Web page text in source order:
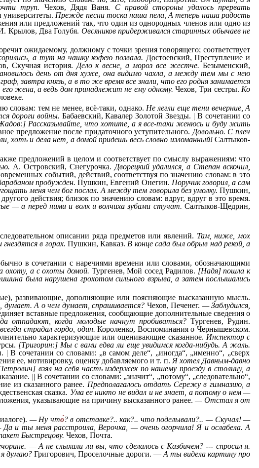
труп. Чехов, Дядя Ваня. С правой стороны удалось прервать
Прежде песни тоска наша пела, А теперь наша радость
или предложений так, что один из однородных членов или одно из
Крылов, Два Голубя. Овсяников придерживался старинных обычаев не
ожидаемому, должному с точки зрения говорящего; соответствует
а тут на чашку кофею позвала. Достоевский, Преступление и
Скучная история. Дело к весне, а мороз все жестче. Безыменский,
день от дня хуже, она видимо чахла, а между тем мы с нею
завтра князь, а в то же время все знали, что его родня занимается
жена, а ведь дом принадлежит не ему одному. Чехов, Три сестры. Ко
словам: тем не менее, всё-таки, однако. Не легли еще тени вечерние, А
дороги войны. Бабаевский, Кавалер Золотой Звезды. | В сочетании со
Рассказывайте, что хотите, а я все-таки женюсь и буду жить
предложение после придаточного уступительного. Довольно. С плеч
хоть и дела нет, а домой придешь весь словно изломанный!Салтыков-
предложений в целом и соответствует по смыслу выражениям: что
А. Островский, Снегурочка. Дворецкий удалился, а Степан вскочил,
событий, действий, соответствуя по значению словам: в это
пробужден. Пушкин, Евгений Онегин. Поручик говорил, а сам
меня чем бог послал. А между тем говорила без умолку. Пушкин,
действия; близок по значению словам: вдруг, вдруг в это время.
— а перед ними и волк и волчиха зубами стучат. Салтыков-Щедрин,
описании ряда предметов или явлений. Там, ниже, мох
в горах. Пушкин, Кавказ.В конце сада был обрыв над рекой, а
в сочетании с наречиями времени или словами, обозначающими
охоту, а с охоты домой. Тургенев, Мой сосед Радилов. [Надя] пошла к
была нарушена грохотом сильного взрыва, а затем послышались
развивающие, дополняющие или поясняющие высказанную мысль.
А о чем думает, спрашивается? Чехов, Печенег. — Заблудился,
вставные предложения, сообщающие дополнительные сведения о
когда молодые начнут пробиваться?Тургенев, Рудин.
страдал гордо, один. Короленко, Воспоминания о Чернышевском.
характеризующие или оценивающие сказанное. Инспектор с
[Тригорин:] Мы с вами едва ли еще увидимся когда-нибудь. А жаль.
| В сочетании со словами: „в самом деле“, „иногда“, „именно“, „сверх
ее, мотивировку, оценку добавляемого и т. п. Я хотел Давным-давно
взял на себя часть издержек по нашему проезду в столицу, а
|| В сочетании со словами: „значит“, „потому“, „следовательно“,
из сказанного ранее. Предполагалось отдать Сережу в гимназию, а
сказка. Ума ее никто не видал и не знает, а потому о нем —
указывающие на причину высказанного ранее.— Отстал я от
— Ну что? в отставке?.. как?.. что поделывали?.. — Скучал! —
и ты меня расстроила, Верочка, — очень огорчила! Я и ослабела. А
Быстрецову. Чехов, Почта.
— А не слыхали ли вы, что сделалось с Казбичем? --- спросил я.
думаю?Григорович, Проселочные дороги. — А ты видела картину про